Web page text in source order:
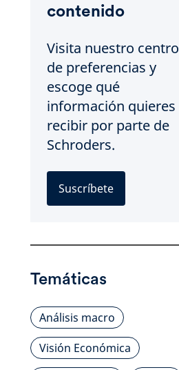
contenido
Visita nuestro centro
de preferencias y
escoge qué
información quieres
recibir por parte de
Schroders.
Suscríbete
Temáticas
Análisis macro
Visión Económica